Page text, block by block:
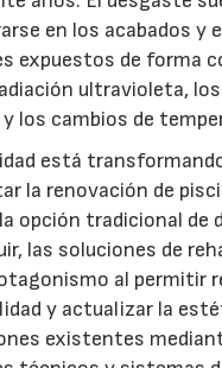
en los acabados y
expuestos de forma
ultravioleta,
los cambios de
está
la renovación de
opción tradicional de
las soluciones de
al permitir
y actualizar la
existentes